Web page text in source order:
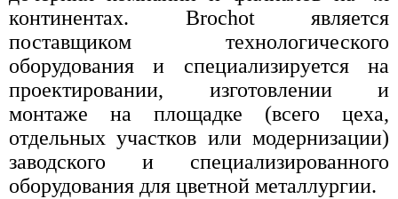
континентах. Brochot является
поставщиком технологического
оборудования и специализируется на
проектировании, изготовлении и
монтаже на площадке (всего цеха,
отдельных участков или модернизации)
заводского и специализированного
оборудования для цветной металлургии.